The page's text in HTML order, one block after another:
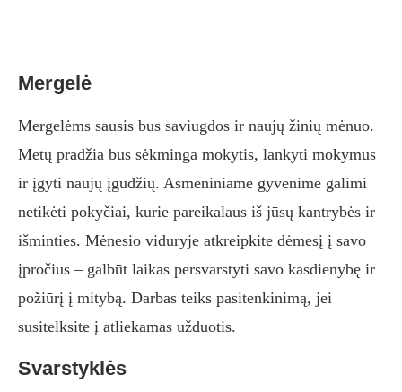
Mergelė
Mergelėms sausis bus saviugdos ir naujų žinių mėnuo.
Metų pradžia bus sėkminga mokytis, lankyti mokymus
ir įgyti naujų įgūdžių. Asmeniniame gyvenime galimi
netikėti pokyčiai, kurie pareikalaus iš jūsų kantrybės ir
išminties. Mėnesio viduryje atkreipkite dėmesį į savo
įpročius – galbūt laikas persvarstyti savo kasdienybę ir
požiūrį į mitybą. Darbas teiks pasitenkinimą, jei
susitelksite į atliekamas užduotis.
Svarstyklės